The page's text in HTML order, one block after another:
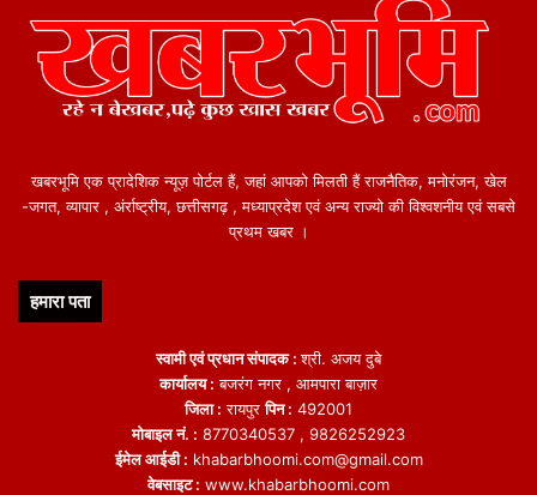
खबरभूमि एक प्रादेशिक न्यूज़ पोर्टल हैं, जहां आपको मिलती हैं राजनैतिक, मनोरंजन, खेल
-जगत, व्यापार , अंर्राष्ट्रीय, छत्तीसगढ़ , मध्याप्रदेश एवं अन्य राज्यो की विश्वशनीय एवं सबसे
प्रथम खबर ।
हमारा पता
स्वामी एवं प्रधान संपादक :श्री. अजय दुबे
कार्यालय : बजरंग नगर , आमपारा बाज़ार
जिला : रायपुरपिन : 492001
मोबाइल नं. : 8770340537 , 9826252923
ईमेल आईडी : khabarbhoomi.com@gmail.com
वेबसाइट : www.khabarbhoomi.com